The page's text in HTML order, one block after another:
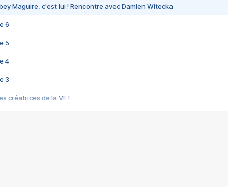
Maguire, c'est lui ! Rencontre avec Damien Witecka
6
5
4
3
créatrices de la VF !